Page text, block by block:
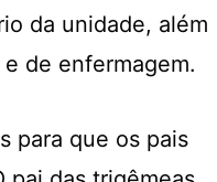
da unidade, além
de enfermagem.
para que os pais